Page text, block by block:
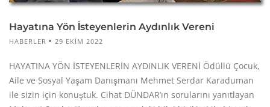
Hayatına Yön İsteyenlerin Aydınlık Vereni
HABERLER 29 EKIM 2022
HAYATINA YÖN İSTEYENLERİN AYDINLIK VERENİ Ödüllü Çocuk,
Aile ve Sosyal Yaşam Danışmanı Mehmet Serdar Karaduman
ile sizin için konuştuk. Cihat DÜNDAR’ın sorularını yanıtlayan